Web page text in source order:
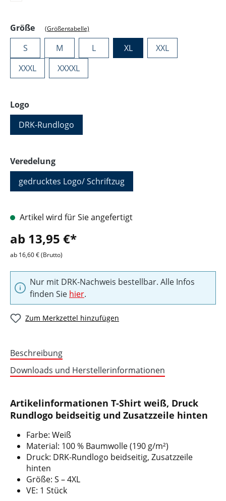
Größeauswählen
(Größentabelle)
S M L XL
XXL
XXXL
XXXXL
Logoauswählen
DRK-Rundlogo
Veredelungauswählen
gedrucktes Logo/ Schriftzug
Artikel wird für Sie angefertigt
ab 13,95 €*
ab 16,60 € (Brutto)
Nur mit DRK-Nachweis bestellbar. Alle Infos
finden Sie hier.
Zum Merkzettel hinzufügen
Beschreibung
Downloads und Herstellerinformationen
Artikelinformationen T-Shirt weiß, Druck
Rundlogo beidseitig und Zusatzzeile hinten
Farbe: Weiß
Material: 100 % Baumwolle (190 g/m²)
Druck: DRK-Rundlogo beidseitig, Zusatzzeile
hinten
Größe: S – 4XL
VE: 1 Stück